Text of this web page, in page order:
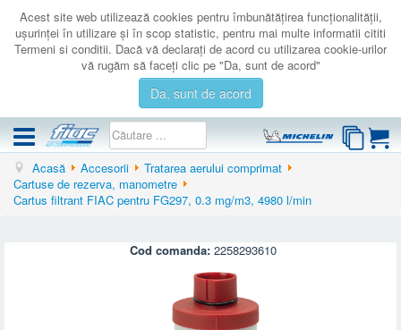
Acest site web utilizează cookies pentru îmbunătăţirea funcţionalităţii,
uşurinţei în utilizare şi în scop statistic, pentru mai multe informatii cititi
Termeni si conditii. Dacă vă declaraţi de acord cu utilizarea cookie-urilor
vă rugăm să faceţi clic pe "Da, sunt de acord"
Da, sunt de acord
COMPRESOARE
ACCESORII
Acasă Accesorii
Tratarea aerului comprimat
Cartuse de rezerva, manometre
Cartus filtrant FIAC pentru FG297, 0.3 mg/m3, 4980 l/min
Cod comanda: 2258293610